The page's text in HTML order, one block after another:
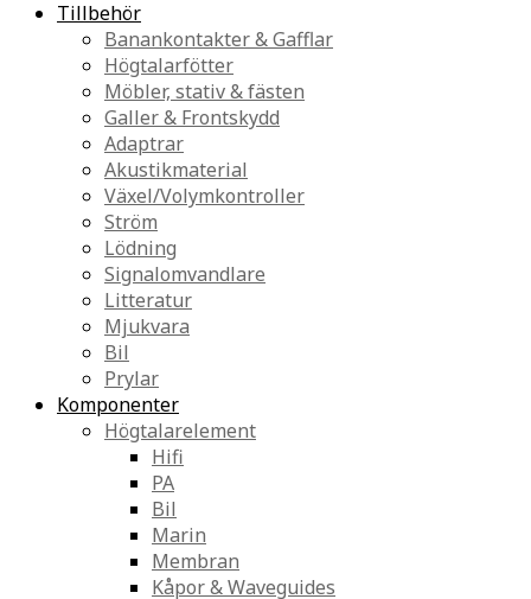
Tillbehör
Banankontakter & Gafflar
Högtalarfötter
Möbler, stativ & fästen
Galler & Frontskydd
Adaptrar
Akustikmaterial
Växel/Volymkontroller
Ström
Lödning
Signalomvandlare
Litteratur
Mjukvara
Bil
Prylar
Komponenter
Högtalarelement
Hifi
PA
Bil
Marin
Membran
Kåpor & Waveguides